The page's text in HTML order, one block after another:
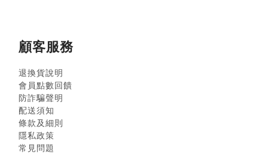
顧客服務
退換貨說明
會員點數回饋
防詐騙聲明
配送須知
條款及細則
隱私政策
常見問題